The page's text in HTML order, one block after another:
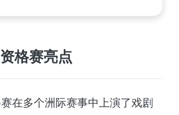
格赛亮点
在多个洲际赛事中上演了戏剧